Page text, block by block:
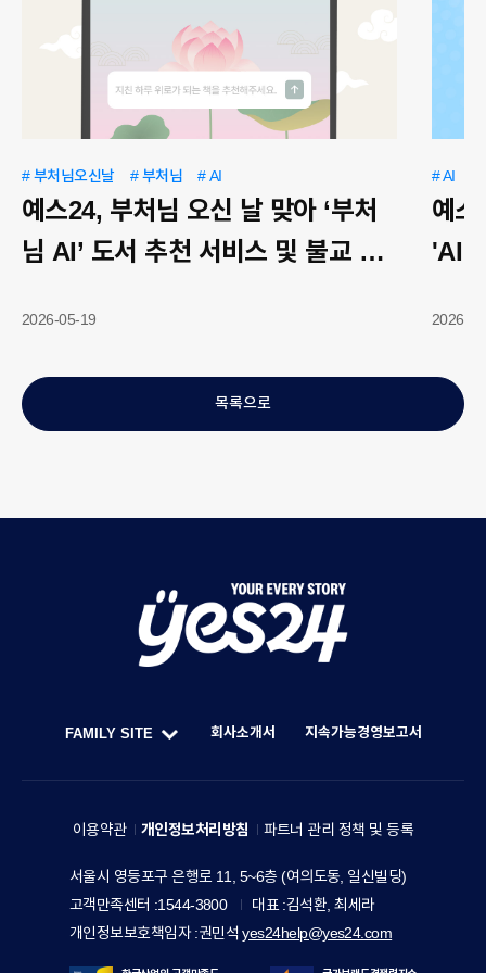
# 부처님오신날 # 부처님 # AI
예스24, 부처님 오신 날 맞아 ‘부처
님 AI’ 도서 추천 서비스 및 불교 기
2026-05-19
# AI
예
'AI
2026-
목록으로
Y
U
R
V
E
R
Y
S
FAMILY SITE
M
L
Y
S
예
24
홀
딩
스
지속가능경영보고서
회사소개서
이용약관 개인정보처리방침 파트너 관리 정책 및 등록
주
소
서울시 영등포구 은행로 11, 5~6층 (여의도동, 일신빌딩)
고객만족센터
1544-3800 대표 김석환, 최세라
개인정보보호책임자 권민석yes24help@yes24.com